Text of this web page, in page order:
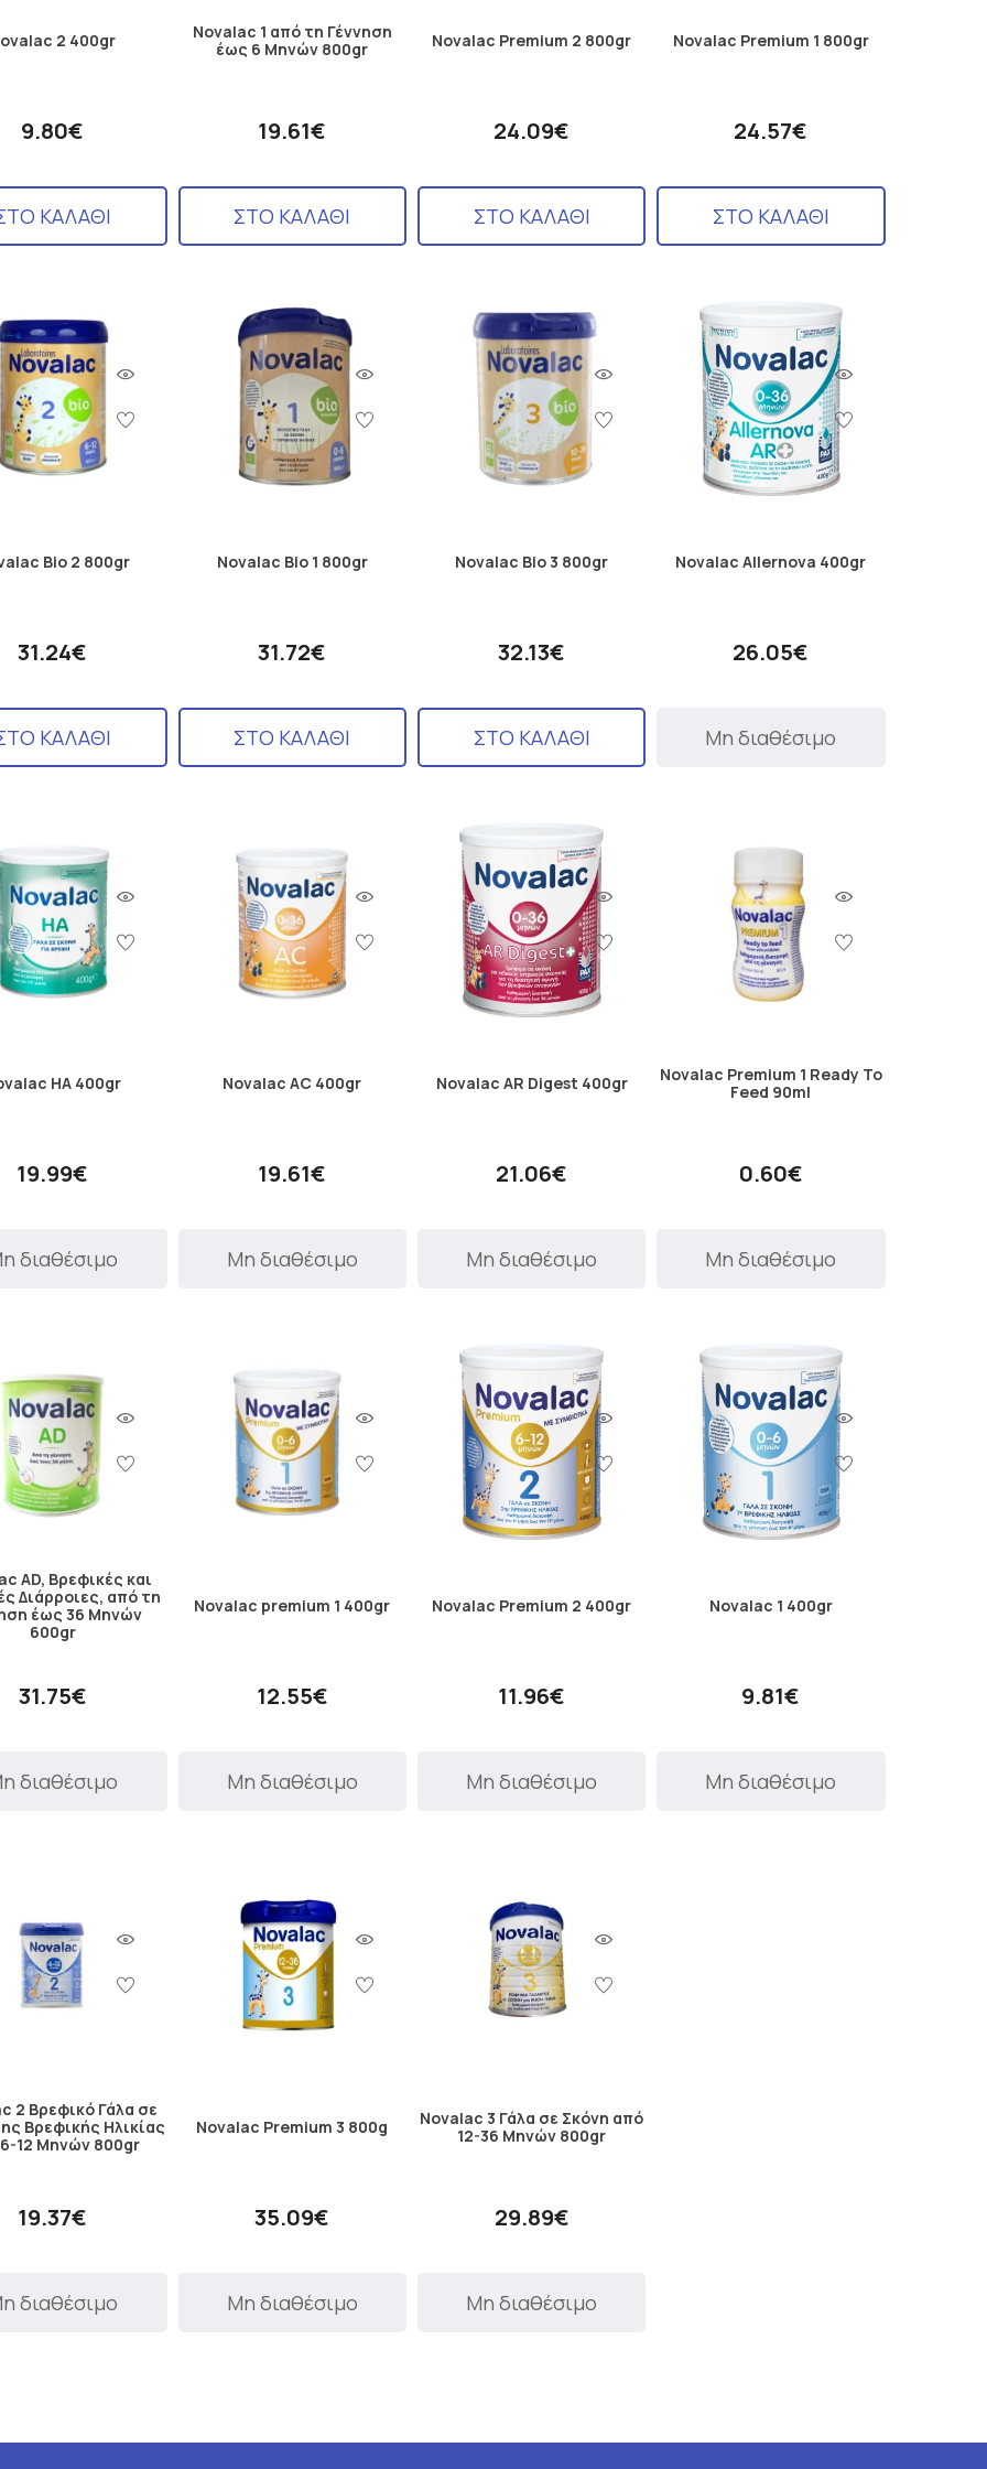
2 400gr
9.80€
ΚΑΛΑΘΙ
Novalac 1 από τη Γέννηση
έως 6 Μηνών 800gr
19.61€
ΣΤΟ ΚΑΛΑΘΙ
Novalac Premium 2 800gr
24.09€
ΣΤΟ ΚΑΛΑΘΙ
Novalac Premium 1 800gr
24.57€
ΣΤΟ ΚΑΛΑΘΙ
Bio 2 800gr
31.24€
ΚΑΛΑΘΙ
Novalac Bio 1 800gr
31.72€
ΣΤΟ ΚΑΛΑΘΙ
Novalac Bio 3 800gr
32.13€
ΣΤΟ ΚΑΛΑΘΙ
Novalac Allernova 400gr
26.05€
Μη διαθέσιμο
HA 400gr
19.99€
διαθέσιμο
Novalac AC 400gr
19.61€
Μη διαθέσιμο
Novalac AR Digest 400gr
21.06€
Μη διαθέσιμο
Novalac Premium 1 Ready To
Feed 90ml
0.60€
Μη διαθέσιμο
AD, Βρεφικές και
Διάρροιες, από τη
έως 36 Μηνών
600gr
31.75€
διαθέσιμο
Novalac premium 1 400gr
12.55€
Μη διαθέσιμο
Novalac Premium 2 400gr
11.96€
Μη διαθέσιμο
Novalac 1 400gr
9.81€
Μη διαθέσιμο
2 Βρεφικό Γάλα σε
Βρεφικής Ηλικίας
12 Μηνών 800gr
19.37€
διαθέσιμο
Novalac Premium 3 800g
35.09€
Μη διαθέσιμο
Novalac 3 Γάλα σε Σκόνη από
12-36 Μηνών 800gr
29.89€
Μη διαθέσιμο